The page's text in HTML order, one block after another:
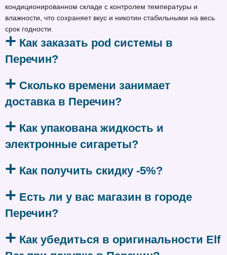
кондиционированном складе с контролем температуры и
влажности, что сохраняет вкус и никотин стабильными на весь
срок годности.
Как заказать pod системы в
Перечин?
Сколько времени занимает
доставка в Перечин?
Как упакована жидкость и
электронные сигареты?
Как получить скидку -5%?
Есть ли у вас магазин в городе
Перечин?
Как убедиться в оригинальности Elf